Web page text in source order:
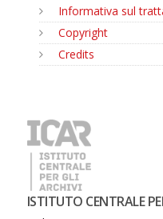
Informativa sul
Copyright
Credits
ISTITUTO CENTRALE